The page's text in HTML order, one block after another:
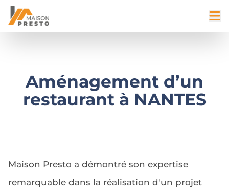
Aménagement d’un
restaurant à NANTES
Maison Presto a démontré son expertise
remarquable dans la réalisation d'un projet